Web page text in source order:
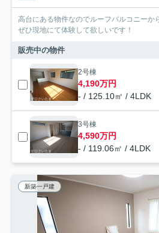
高台にある物件なのでルーフバルコニーか
ぜひ現地にて体験して欲しいです！
販売中の物件
2号棟
4,190万円
- / 125.10㎡ / 4LDK
3号棟
4,590万円
- / 119.06㎡ / 4LDK
新築一戸建